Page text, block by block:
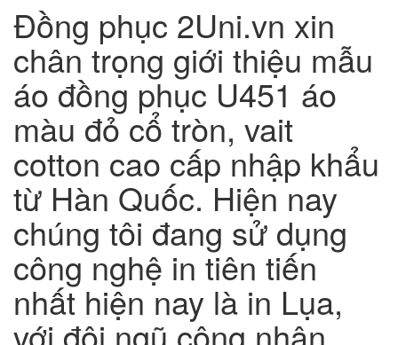
Đồng phục 2Uni.vn xin
chân trọng giới thiệu mẫu
áo đồng phục U451 áo
màu đỏ cổ tròn, vait
cotton cao cấp nhập khẩu
từ Hàn Quốc. Hiện nay
chúng tôi đang sử dụng
công nghệ in tiên tiến
nhất hiện nay là in Lụa,
với đội ngũ công nhân